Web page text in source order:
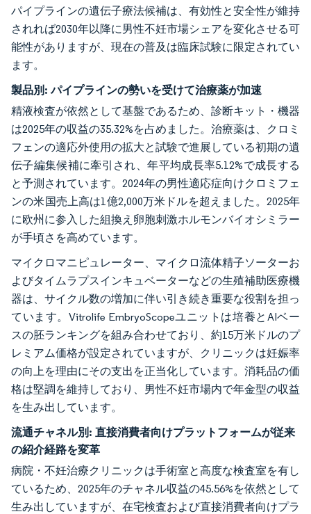
パイプラインの遺伝子療法候補は、有効性と安全性が維持
されれば2030年以降に男性不妊市場シェアを変化させる可
能性がありますが、現在の普及は臨床試験に限定されてい
ます。
製品別: パイプラインの勢いを受けて治療薬が加速
精液検査が依然として基盤であるため、診断キット・機器
は2025年の収益の35.32%を占めました。治療薬は、クロミ
フェンの適応外使用の拡大と試験で進展している初期の遺
伝子編集候補に牽引され、年平均成長率5.12%で成長する
と予測されています。2024年の男性適応症向けクロミフェ
ンの米国売上高は1億2,000万米ドルを超えました。2025年
に欧州に参入した組換え卵胞刺激ホルモンバイオシミラー
が手頃さを高めています。
マイクロマニピュレーター、マイクロ流体精子ソーターお
よびタイムラプスインキュベーターなどの生殖補助医療機
器は、サイクル数の増加に伴い引き続き重要な役割を担っ
ています。Vitrolife EmbryoScopeユニットは培養とAIベー
スの胚ランキングを組み合わせており、約15万米ドルのプ
レミアム価格が設定されていますが、クリニックは妊娠率
の向上を理由にその支出を正当化しています。消耗品の価
格は堅調を維持しており、男性不妊市場内で年金型の収益
を生み出しています。
流通チャネル別: 直接消費者向けプラットフォームが従来
の紹介経路を変革
病院・不妊治療クリニックは手術室と高度な検査室を有し
ているため、2025年のチャネル収益の45.56%を依然として
生み出していますが、在宅検査および直接消費者向けプラ